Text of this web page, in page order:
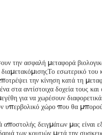
την ασφαλή μεταφορά
εσωτερικό του
την κίνηση κατά τη
στα αντίστοιχα δοχεία τους
για να χωρέσουν
υπερβολικό χώρο που θα
αποστολής δειγμάτων μας είναι
των κουτιών μετά την